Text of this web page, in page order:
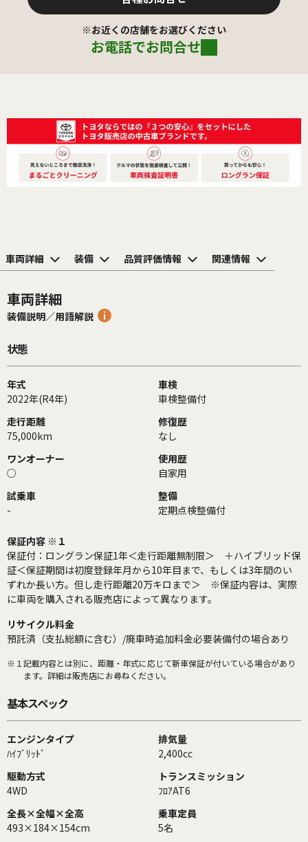
※お近くの店舗をお選びください
お電話でお問合せ
車両詳細 装備 品質評価情報 関連情報
車両詳細
装備説明／用語解説
状態
年式
2022年(R4年)
車検
車検整備付
走行距離
75,000km
修復歴
なし
ワンオーナー
○
使用歴
自家用
試乗車
-
整備
定期点検整備付
保証内容 ※１
保証付：ロングラン保証1年＜走行距離無制限＞ ＋ハイブリッド保
証＜保証期間は初度登録年月から10年目まで、もしくは3年間のい
ずれか長い方。但し走行距離20万キロまで＞ ※保証内容は、実際
に車両を購入される販売店によって異なります。
リサイクル料金
預託済（支払総額に含む）/廃車時追加料金必要装備付の場合あり
※１ 記載内容とは別に、距離・年式に応じて新車保証が付いている場合があり
ます。詳細は販売店にお尋ねください。
基本スペック
エンジンタイプ
ﾊｲﾌﾞﾘｯﾄﾞ
排気量
2,400cc
駆動方式
4WD
トランスミッション
ﾌﾛｱAT6
全長×全幅×全高
493×184×154cm
乗車定員
5名